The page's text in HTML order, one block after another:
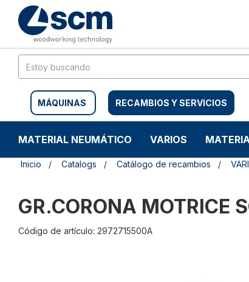
contenido
menú
navegación
MÁQUINAS RECAMBIOS Y SERVICIOS
MATERIAL NEUMÁTICO VARIOS
Inicio Catalogs Catálogo de recambios
GR.CORONA MOTRICE
Código de artículo: 2972715500A